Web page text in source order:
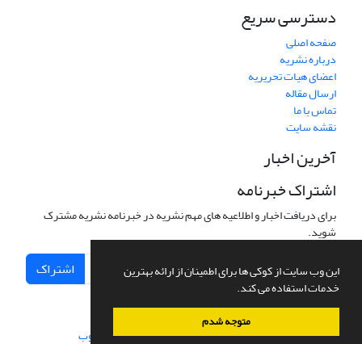
این وب سایت از کوکی ها برای اطمینان از ارائه بهترین
خدمات استفاده می کند.
متوجه شدم
دسترسی سریع
صفحه اصلی
درباره نشریه
اعضای هیات تحریریه
ارسال مقاله
تماس با ما
نقشه سایت
آخرین اخبار
اشتراک خبرنامه
برای دریافت اخبار و اطلاعیه های مهم نشریه در خبرنامه نشریه مشترک
شوید.
اشتراک
سامانه مدیریت نشریات علمی.طراحی و پیاده سازی از سیناوب